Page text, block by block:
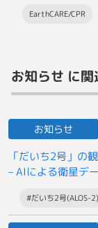
EarthCARE/CPR
お知らせ に
お知らせ
「だいち2号」の
– AIによる衛星デ
#だいち2号(ALOS-2)